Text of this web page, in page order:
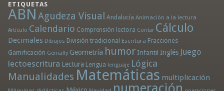
ETIQUETAS
ABN Agudeza Visual Andalucía Animación a la lectura
Artículo Calendario Comprensión lectora Contar Cálculo
Decimales Dibujos División tradicional Escritura Fracciones
Gamificación Genially Geometría humor Infantil Inglés Juego
lectoescritura Lectura Lengua lenguaje Lógica
Manualidades Matemáticas multiplicación
numeración